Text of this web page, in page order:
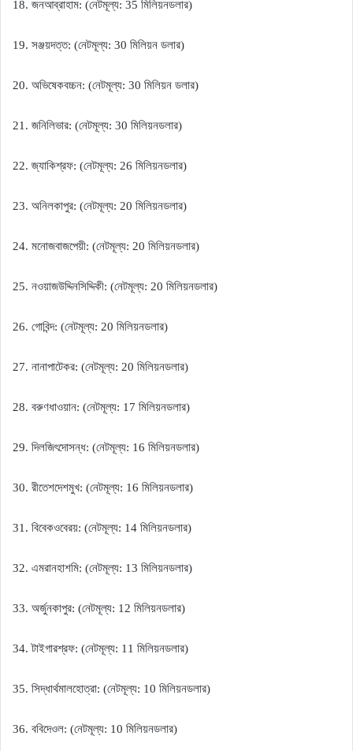
18. জনআব্রাহাম: (নেটমূল্য: 35 মিলিয়নডলার)
19. সঞ্জয়দত্ত: (নেটমূল্য: 30 মিলিয়ন ডলার)
20. অভিষেকবচ্চন: (নেটমূল্য: 30 মিলিয়ন ডলার)
21. জনিলিভার: (নেটমূল্য: 30 মিলিয়নডলার)
22.জ্যাকিশ্রফ: (নেটমূল্য: 26 মিলিয়নডলার)
23. অনিলকাপুর: (নেটমূল্য: 20 মিলিয়নডলার)
24. মনোজবাজপেয়ী: (নেটমূল্য: 20 মিলিয়নডলার)
25. নওয়াজউদ্দিনসিদ্দিকী: (নেটমূল্য: 20 মিলিয়নডলার)
26. গোবিন্দ: (নেটমূল্য: 20 মিলিয়নডলার)
27. নানাপাটেকর: (নেটমূল্য: 20 মিলিয়নডলার)
28. বরুণধাওয়ান: (নেটমূল্য: 17 মিলিয়নডলার)
29. দিলজিৎদোসন্ধ: (নেটমূল্য: 16 মিলিয়নডলার)
30. রীতেশদেশমুখ: (নেটমূল্য: 16 মিলিয়নডলার)
31. বিবেকওবেরয়: (নেটমূল্য: 14 মিলিয়নডলার)
32. এমরানহাশমি: (নেটমূল্য: 13 মিলিয়নডলার)
33. অর্জুনকাপুর: (নেটমূল্য: 12 মিলিয়নডলার)
34.টাইগারশ্রফ: (নেটমূল্য: 11 মিলিয়নডলার)
35. সিদ্ধার্থমালহোত্রা: (নেটমূল্য: 10 মিলিয়নডলার)
36. ববিদেওল: (নেটমূল্য: 10 মিলিয়নডলার)